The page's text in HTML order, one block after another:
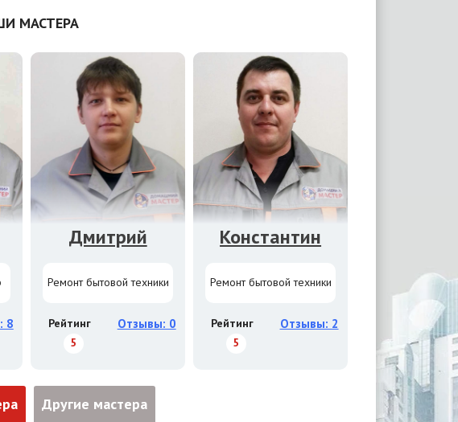
МАСТЕРА
8
Дмитрий
Ремонт бытовой техники
Рейтинг
5
Отзывы: 0
Константин
Ремонт бытовой техники
Рейтинг
5
Отзывы: 2
Другие мастера